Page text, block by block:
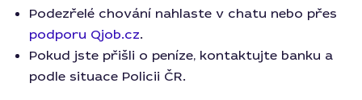
Podezřelé chování nahlaste v chatu nebo přes
podporu Qjob.cz.
Pokud jste přišli o peníze, kontaktujte banku a
podle situace Policii ČR.